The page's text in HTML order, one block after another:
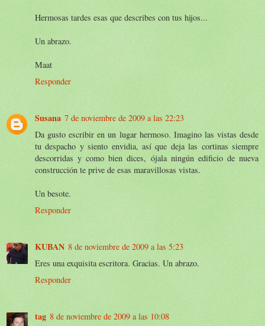
Hermosas tardes esas que describes con tus hijos...
Un abrazo.
Maat
Responder
Susana 7 de noviembre de 2009 a las 22:23
Da gusto escribir en un lugar hermoso. Imagino las vistas desde
tu despacho y siento envidia, así que deja las cortinas siempre
descorridas y como bien dices, ójala ningún edificio de nueva
construcción te prive de esas maravillosas vistas.
Un besote.
Responder
KUBAN 8 de noviembre de 2009 a las 5:23
Eres una exquisita escritora. Gracias. Un abrazo.
Responder
tag 8 de noviembre de 2009 a las 10:08